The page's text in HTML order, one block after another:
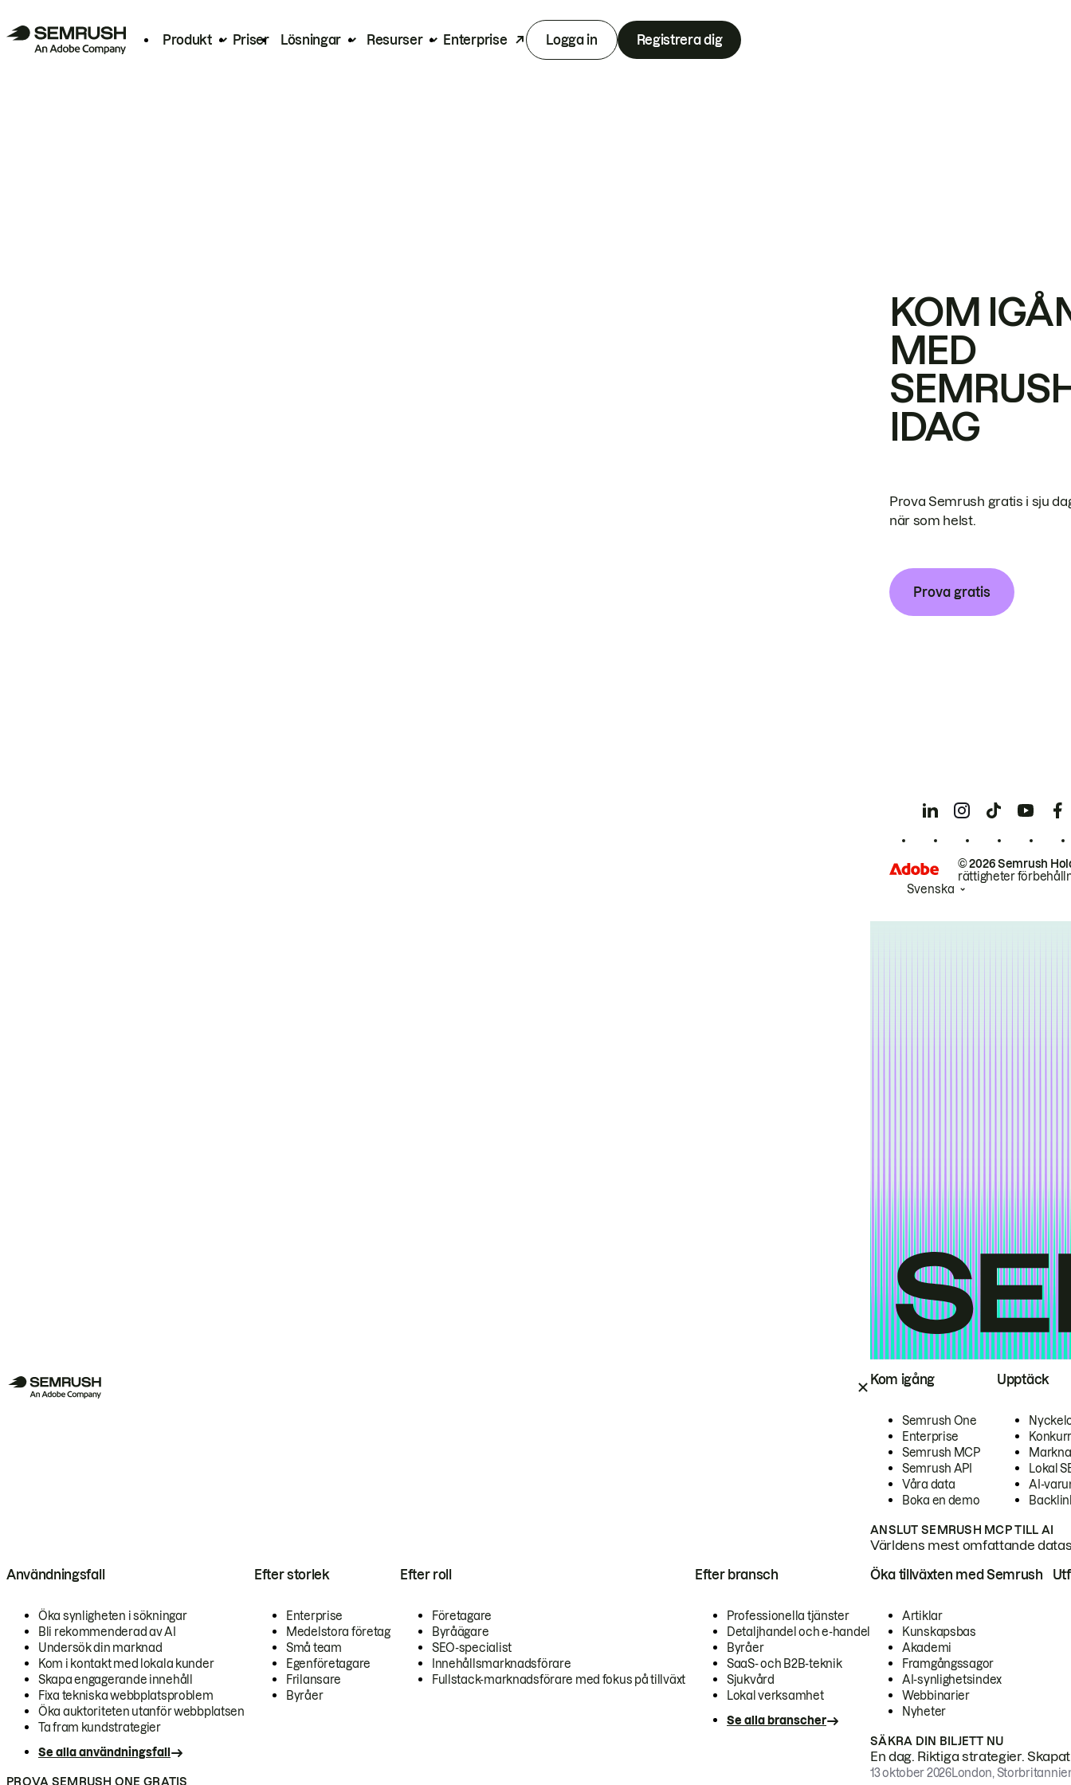
Produkt Priser Lösningar Resurser Enterprise Logga in Registrera dig
Kom igång
Semrush One
Enterprise
Semrush MCP
Semrush API
Våra data
Boka en demo
Upptäck
Lokal
AI-
ANSLUT SEMRUSH MCP TILL AI
Världens mest omfattande
Användningsfall
Öka synligheten i sökningar
Bli rekommenderad av AI
Undersök din marknad
Kom i kontakt med lokala kunder
Skapa engagerande innehåll
Fixa tekniska webbplatsproblem
Öka auktoriteten utanför webbplatsen
Ta fram kundstrategier
Se alla användningsfall
Efter storlek
Enterprise
Medelstora företag
Små team
Egenföretagare
Frilansare
Byråer
Efter roll
Företagare
Byråägare
SEO-specialist
Innehållsmarknadsförare
Fullstack-marknadsförare med fokus på tillväxt
Efter bransch
Professionella tjänster
Detaljhandel och e-handel
Byråer
SaaS- och B2B-teknik
Sjukvård
Lokal verksamhet
Se alla branscher
PROVA SEMRUSH ONE GRATIS
Öka tillväxten med Semrush
Artiklar
Kunskapsbas
Akademi
Framgångssagor
AI-synlighetsindex
Webbinarier
Nyheter
SÄKRA DIN BILJETT NU
En dag. Riktiga strategier.
13 oktober 2026London,
KOM
MED
IDAG
Prova Semrush gratis i sju
när som helst.
Prova gratis
© 2026 Semrush
rättigheter
Svenska